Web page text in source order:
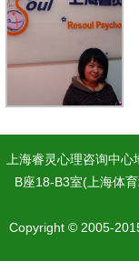
上海睿灵心理咨询中
B座18-B3室(上海体
Copyright © 2005-